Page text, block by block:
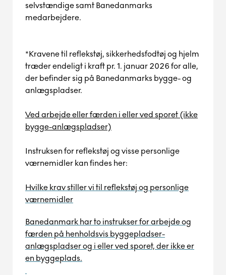
selvstændige samt Banedanmarks
medarbejdere.
*Kravene til reflekstøj, sikkerhedsfodtøj og hjelm
træder endeligt i kraft pr. 1. januar 2026 for alle,
der befinder sig på Banedanmarks bygge- og
anlægspladser.
Ved arbejde eller færden i eller ved sporet (ikke
bygge-anlægspladser)
Instruksen for reflekstøj og visse personlige
værnemidler kan findes her:
Hvilke krav stiller vi til reflekstøj og personlige
værnemidler
Banedanmark har to instrukser for arbejde og
færden på henholdsvis byggepladser-
anlægspladser og i eller ved sporet, der ikke er
en byggeplads.